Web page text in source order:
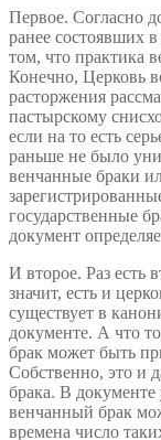
Первое. Согласно
ранее состоявших
том, что практика
Конечно, Церковь
расторжения
пастырскому
если на то есть
раньше не было
венчанные браки
государственные
документ
И второе. Раз есть
значит, есть и
существует в
документе. А что
брак может быть
Собственно, это и
брака. В
венчанный брак
времена число